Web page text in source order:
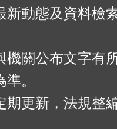
新動態及資料檢
機關公布文字有
。
期更新，法規整